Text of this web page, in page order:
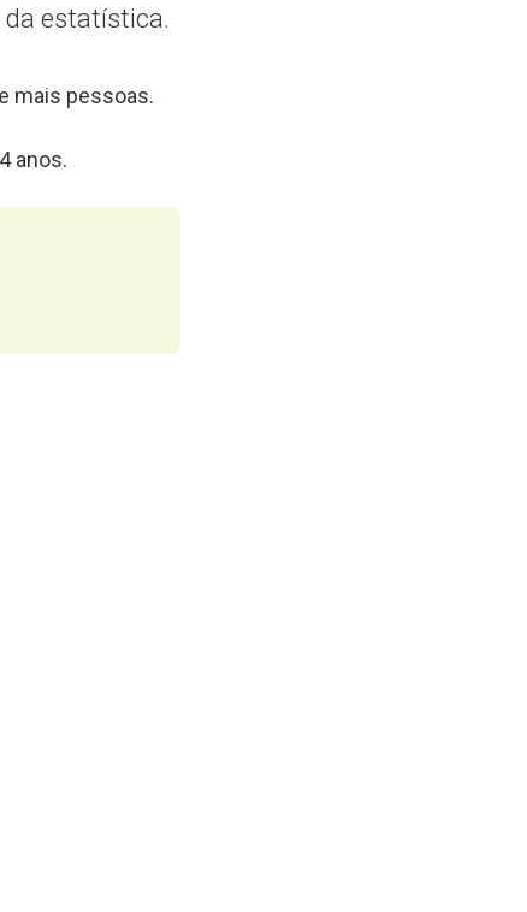
estatística.
mais pessoas.
anos.